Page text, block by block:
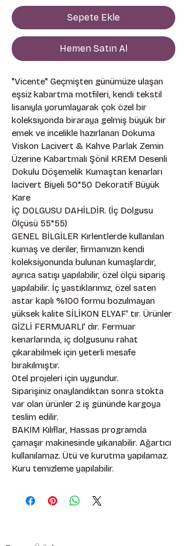
Sepete Ekle
Hemen Satın Al
"Vicente" Geçmişten günümüze ulaşan
eşsiz kabartma motfileri, kendi tekstil
lisanıyla yorumlayarak çok özel bir
koleksiyonda biraraya gelmiş büyük bir
emek ve incelikle hazırlanan Dokuma
Viskon Lacivert & Kahve Parlak Zemin
Üzerine Kabartmalı Şönil KREM Desenli
Dokulu Döşemelik Kumaştan kenarları
lacivert Biyeli 50*50 Dekoratif Büyük
Kare
İÇ DOLGUSU DAHİLDİR. (İç Dolgusu
Ölçüsü 55*55)
GENEL BİLGİLER Kırlentlerde kullanılan
kumaş ve deriler, firmamızın kendi
koleksiyonunda bulunan kumaşlardır,
ayrıca satışı yapılabilir, özel ölçü sipariş
yapılabilir. İç yastıklarımız, özel saten
astar kaplı %100 formu bozulmayan
yüksek kalite SİLİKON ELYAF' tır. Ürünler
GİZLİ FERMUARLI' dır. Fermuar
kenarlarında, iç dolgusunu rahat
çıkarabilmek için yeterli mesafe
bırakılmıştır.
Otel projeleri için uygundur.
Siparişiniz onaylandıktan sonra stokta
var olan ürünler 2 iş gününde kargoya
teslim edilir.
BAKIM Kılıflar, Hassas programda
çamaşır makinesinde yıkanabilir. Ağartıcı
kullanılamaz. Ütü ve kurutma yapılamaz.
Kuru temizleme yapılabilir.